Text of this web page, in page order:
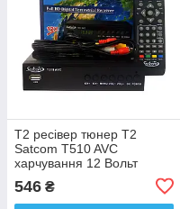
Т2 ресівер тюнер T2
Satcom T510 AVC
харчування 12 Вольт
546 ₴